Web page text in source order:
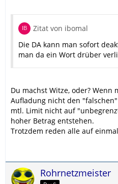
Zitat von ibomal
Die DA kann man sofort
man da ein Wort drüber
Du machst Witze, oder?
Aufladung nicht den
mtl. Limit nicht auf
hoher Betrag entstehen.
Trotzdem reden alle auf
Rohrnetzmeister